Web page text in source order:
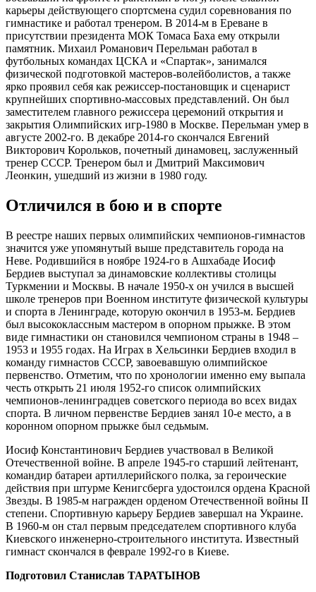
карьеры действующего спортсмена судил соревнования по
гимнастике и работал тренером. В 2014-м в Ереване в
присутствии президента МОК Томаса Баха ему открыли
памятник. Михаил Романович Перельман работал в
футбольных командах ЦСКА и «Спартак», занимался
физической подготовкой мастеров-волейболистов, а также
ярко проявил себя как режиссер-постановщик и сценарист
крупнейших спортивно-массовых представлений. Он был
заместителем главного режиссера церемоний открытия и
закрытия Олимпийских игр-1980 в Москве. Перельман умер в
августе 2002-го. В декабре 2014-го скончался Евгений
Викторович Корольков, почетный динамовец, заслуженный
тренер СССР. Тренером был и Дмитрий Максимович
Леонкин, ушедший из жизни в 1980 году.
Отличился в бою и в спорте
В реестре наших первых олимпийских чемпионов-гимнастов
значится уже упомянутый выше представитель города на
Неве. Родившийся в ноябре 1924-го в Ашхабаде Иосиф
Бердиев выступал за динамовские коллективы столицы
Туркмении и Москвы. В начале 1950-х он учился в высшей
школе тренеров при Военном институте физической культуры
и спорта в Ленинграде, которую окончил в 1953-м. Бердиев
был высококлассным мастером в опорном прыжке. В этом
виде гимнастики он становился чемпионом страны в 1948 –
1953 и 1955 годах. На Играх в Хельсинки Бердиев входил в
команду гимнастов СССР, завоевавшую олимпийское
первенство. Отметим, что по хронологии именно ему выпала
честь открыть 21 июля 1952-го список олимпийских
чемпионов-ленинградцев советского периода во всех видах
спорта. В личном первенстве Бердиев занял 10-е место, а в
коронном опорном прыжке был седьмым.
Иосиф Константинович Бердиев участвовал в Великой
Отечественной войне. В апреле 1945-го старший лейтенант,
командир батареи артиллерийского полка, за героические
действия при штурме Кенигсберга удостоился ордена Красной
Звезды. В 1985-м награжден орденом Отечественной войны II
степени. Спортивную карьеру Бердиев завершал на Украине.
В 1960-м он стал первым председателем спортивного клуба
Киевского инженерно-строительного института. Известный
гимнаст скончался в феврале 1992-го в Киеве.
Подготовил Станислав ТАРАТЫНОВ